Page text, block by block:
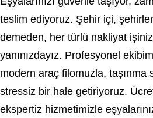
teslim ediyoruz. Şehir içi,
demeden, her türlü nakliyat
yanınızdayız. Profesyonel
modern araç filomuzla, taşınma
stressiz bir hale getiriyoruz.
ekspertiz hizmetimizle